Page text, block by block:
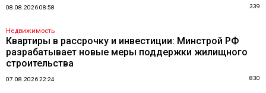
08.08.2026 08:58 339
Недвижимость
Квартиры в рассрочку и инвестиции: Минстрой РФ
разрабатывает новые меры поддержки жилищного
строительства
07.08.2026 22:24 830